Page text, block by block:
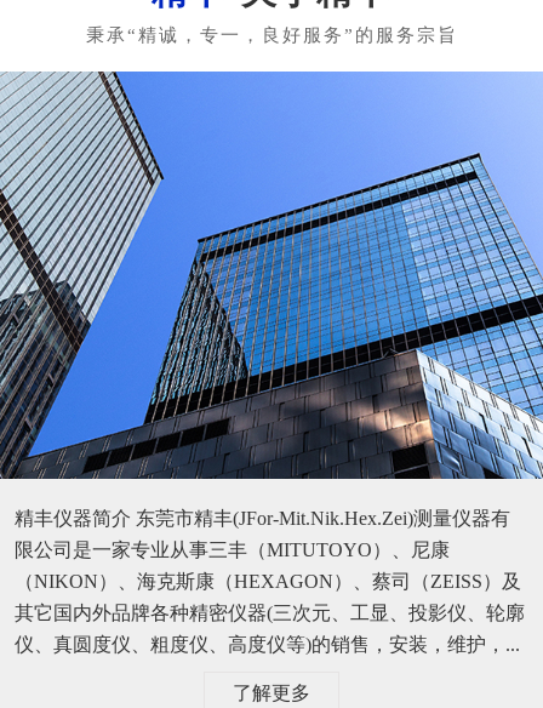
精丰仪器简介 东莞市精丰(JFor-Mit.Nik.Hex.Zei)测量仪器有
限公司是一家专业从事三丰（MITUTOYO）、尼康
（NIKON）、海克斯康（HEXAGON）、蔡司（ZEISS）及
其它国内外品牌各种精密仪器(三次元、工显、投影仪、轮廓
仪、真圆度仪、粗度仪、高度仪等)的销售，安装，维护，...
了解更多